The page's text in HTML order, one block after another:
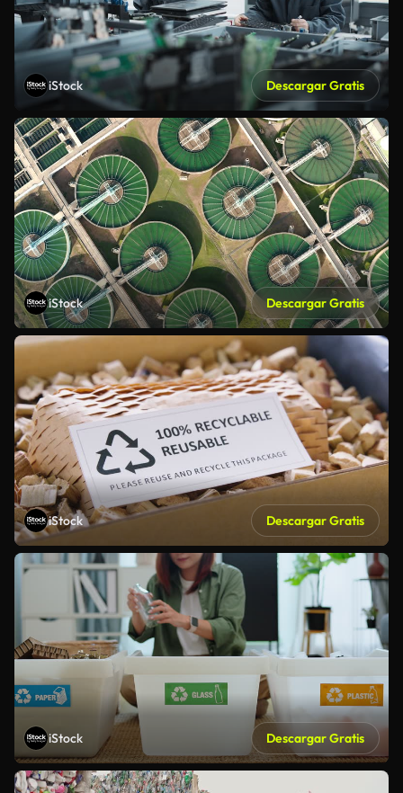
iStock Descargar Gratis
iStock Descargar Gratis
iStock Descargar Gratis
iStock Descargar Gratis